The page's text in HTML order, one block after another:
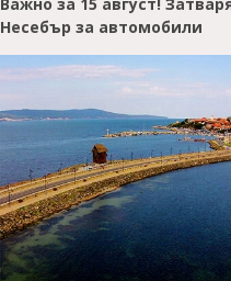
Несебър за автомобили